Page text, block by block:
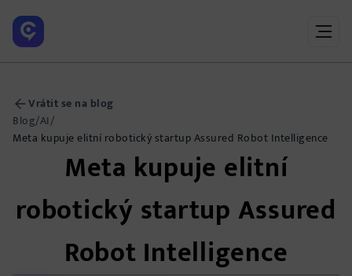
Vrátit se na blog
Blog/AI/
Meta kupuje elitní robotický startup Assured Robot Intelligence
Meta kupuje elitní
robotický startup Assured
Robot Intelligence